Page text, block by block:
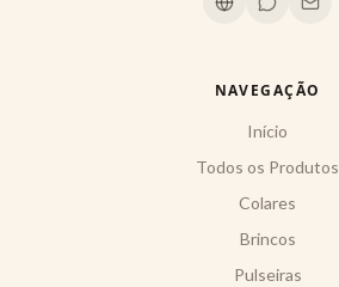
NAVEGAÇÃO
Início
Todos os Produtos
Colares
Brincos
Pulseiras